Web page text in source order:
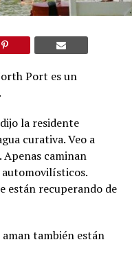
Port es un
la residente
curativa. Veo a
caminan
automovilísticos.
están recuperando de
también están